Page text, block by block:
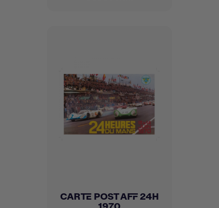
CARTE POST AFF 24H